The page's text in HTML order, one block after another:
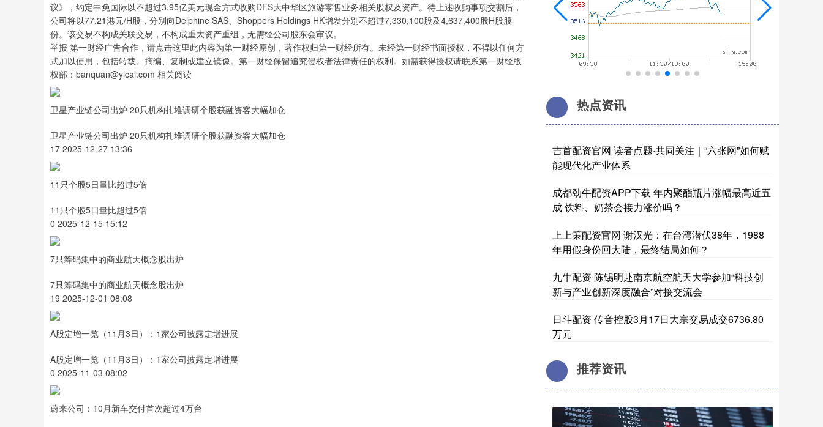
议》，约定中免国际以不超过3.95亿美元现金方式收购DFS大中华区旅游零售业务相关股权及资产。待上述收购事项交割后，
公司将以77.21港元/H股，分别向Delphine SAS、Shoppers Holdings HK增发分别不超过7,330,100股及4,637,400股H股股
份。该交易不构成关联交易，不构成重大资产重组，无需经公司股东会审议。
举报 第一财经广告合作，请点击这里此内容为第一财经原创，著作权归第一财经所有。未经第一财经书面授权，不得以任何方
式加以使用，包括转载、摘编、复制或建立镜像。第一财经保留追究侵权者法律责任的权利。如需获得授权请联系第一财经版
权部：banquan@yicai.com 相关阅读
卫星产业链公司出炉 20只机构扎堆调研个股获融资客大幅加仓
卫星产业链公司出炉 20只机构扎堆调研个股获融资客大幅加仓
17 2025-12-27 13:36
11只个股5日量比超过5倍
11只个股5日量比超过5倍
0 2025-12-15 15:12
7只筹码集中的商业航天概念股出炉
7只筹码集中的商业航天概念股出炉
19 2025-12-01 08:08
A股定增一览（11月3日）：1家公司披露定增进展
A股定增一览（11月3日）：1家公司披露定增进展
0 2025-11-03 08:02
蔚来公司：10月新车交付首次超过4万台
热点资讯
吉首配资官网 读者点题·共同关注｜“六张网”如何赋
能现代化产业体系
成都劲牛配资APP下载 年内聚酯瓶片涨幅最高近五
成 饮料、奶茶会接力涨价吗？
上上策配资官网 谢汉光：在台湾潜伏38年，1988
年用假身份回大陆，最终结局如何？
九牛配资 陈锡明赴南京航空航天大学参加“科技创
新与产业创新深度融合”对接交流会
日斗配资 传音控股3月17日大宗交易成交6736.80
万元
推荐资讯